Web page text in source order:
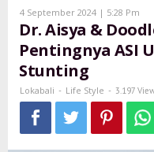
&
Baby
ASI
Untuk
4 September 2024 | 5:28 Pm
Dr. Aisya &
Pentingnya ASI
Stunting
Lokabali - Life Style - 3.197